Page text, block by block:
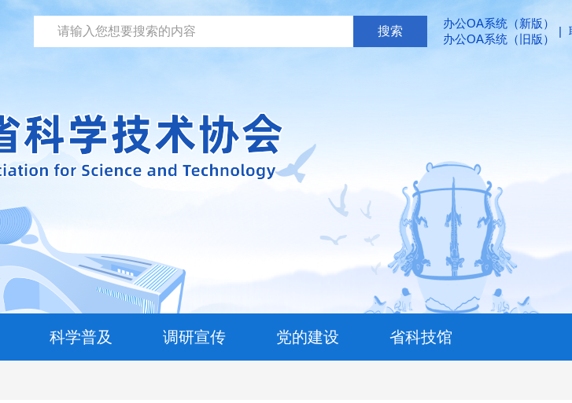
办公OA系统（新版）
办公OA系统（旧版）
|
科学普及 调研宣传 党的建设 省科技馆